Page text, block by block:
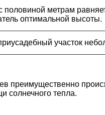
половиной метрам
оптимальной высоты.
участок
преимущественно
солнечного тепла.